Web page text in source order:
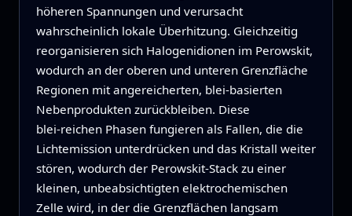
höheren Spannungen und verursacht
wahrscheinlich lokale Überhitzung. Gleichzeitig
reorganisieren sich Halogenidionen im Perowskit,
wodurch an der oberen und unteren Grenzfläche
Regionen mit angereicherten, blei‑basierten
Nebenprodukten zurückbleiben. Diese
blei‑reichen Phasen fungieren als Fallen, die die
Lichtemission unterdrücken und das Kristall weiter
stören, wodurch der Perowskit‑Stack zu einer
kleinen, unbeabsichtigten elektrochemischen
Zelle wird, in der die Grenzflächen langsam